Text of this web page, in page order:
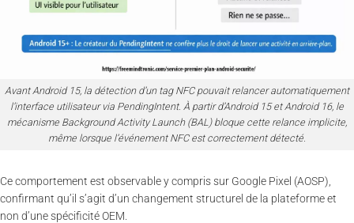
Avant Android 15, la détection d’un tag NFC pouvait relancer automatiquement
l’interface utilisateur via PendingIntent. À partir d’Android 15 et Android 16, le
mécanisme Background Activity Launch (BAL) bloque cette relance implicite,
même lorsque l’événement NFC est correctement détecté.
Ce comportement est observable y compris sur Google Pixel (AOSP),
confirmant qu’il s’agit d’un changement structurel de la plateforme et
non d’une spécificité OEM.